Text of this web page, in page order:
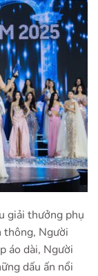
giải thưởng phụ
thông, Người
áo dài, Người
dấu ấn nổi